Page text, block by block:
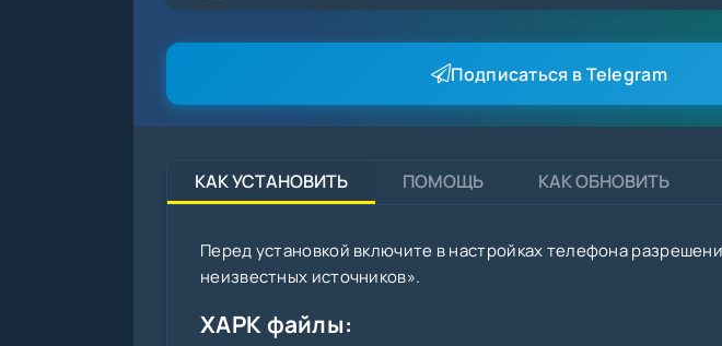
Подписаться в Telegram
КАК УСТАНОВИТЬ ПОМОЩЬ КАК ОБНОВИТЬ
Перед установкой включите в настройках телефона
неизвестных источников».
XAPK файлы: